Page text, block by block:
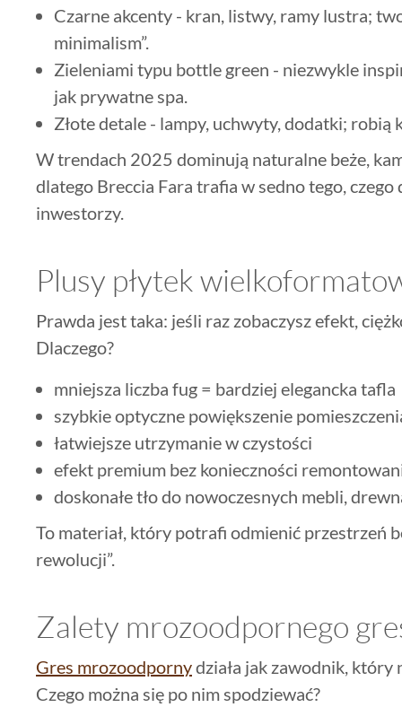
Czarne akcenty - kran, listwy, ramy lustra;
minimalism”.
Zieleniami typu bottle green - niezwykle
jak prywatne spa.
Złote detale - lampy, uchwyty, dodatki; robią
W trendach 2025 dominują naturalne beże,
dlatego Breccia Fara trafia w sedno tego, czego
inwestorzy.
Plusy płytek
Prawda jest taka: jeśli raz zobaczysz efekt,
Dlaczego?
mniejsza liczba fug = bardziej elegancka tafla
szybkie optyczne powiększenie
łatwiejsze utrzymanie w czystości
efekt premium bez konieczności
doskonałe tło do nowoczesnych mebli,
To materiał, który potrafi odmienić przestrzeń
rewolucji”.
Zalety mrozoodpornego
Gres mrozoodpornydziała jak zawodnik,
Czego można się po nim spodziewać?